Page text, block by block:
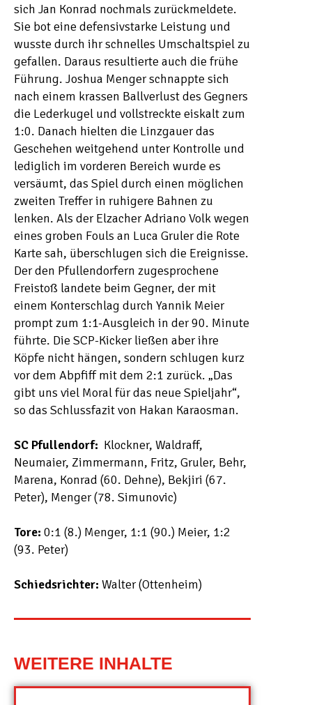
sich Jan Konrad nochmals zurückmeldete.
Sie bot eine defensivstarke Leistung und
wusste durch ihr schnelles Umschaltspiel zu
gefallen. Daraus resultierte auch die frühe
Führung. Joshua Menger schnappte sich
nach einem krassen Ballverlust des Gegners
die Lederkugel und vollstreckte eiskalt zum
1:0. Danach hielten die Linzgauer das
Geschehen weitgehend unter Kontrolle und
lediglich im vorderen Bereich wurde es
versäumt, das Spiel durch einen möglichen
zweiten Treffer in ruhigere Bahnen zu
lenken. Als der Elzacher Adriano Volk wegen
eines groben Fouls an Luca Gruler die Rote
Karte sah, überschlugen sich die Ereignisse.
Der den Pfullendorfern zugesprochene
Freistoß landete beim Gegner, der mit
einem Konterschlag durch Yannik Meier
prompt zum 1:1-Ausgleich in der 90. Minute
führte. Die SCP-Kicker ließen aber ihre
Köpfe nicht hängen, sondern schlugen kurz
vor dem Abpfiff mit dem 2:1 zurück. „Das
gibt uns viel Moral für das neue Spieljahr“,
so das Schlussfazit von Hakan Karaosman.
SC Pfullendorf: Klockner, Waldraff,
Neumaier, Zimmermann, Fritz, Gruler, Behr,
Marena, Konrad (60. Dehne), Bekjiri (67.
Peter), Menger (78. Simunovic)
Tore: 0:1 (8.) Menger, 1:1 (90.) Meier, 1:2
(93. Peter)
Schiedsrichter: Walter (Ottenheim)
WEITERE INHALTE